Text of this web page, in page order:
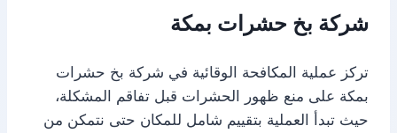
شركة بخ حشرات بمكة
تركز عملية المكافحة الوقائية في شركة بخ حشرات
بمكة على منع ظهور الحشرات قبل تفاقم المشكلة،
حيث تبدأ العملية بتقييم شامل للمكان حتى نتمكن من